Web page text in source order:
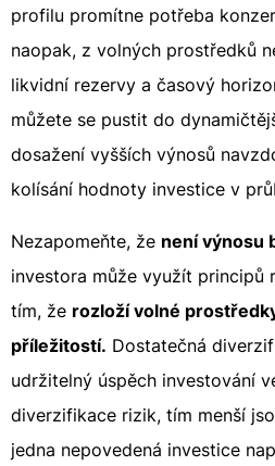
profilu promítne potřeba
naopak, z volných prostředků
likvidní rezervy a časový
můžete se pustit do
dosažení vyšších výnosů
kolísání hodnoty investice v
Nezapomeňte, že není výnosu
investora může využít principů
tím, že rozloží volné
příležitostí. Dostatečná
udržitelný úspěch investování
diverzifikace rizik, tím menší
jedna nepovedená investice